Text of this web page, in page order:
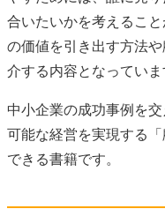
合いたいかを考えるこ
の価値を引き出す方法
介する内容となっていま
中小企業の成功事例を
可能な経営を実現する
できる書籍です。